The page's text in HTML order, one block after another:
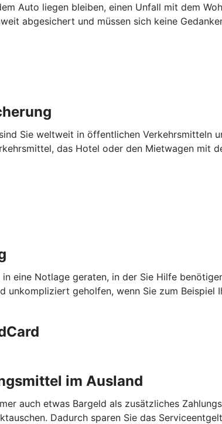
Auto liegen bleiben, einen Unfall mit dem
abgesichert und müssen sich keine
Sie weltweit in öffentlichen Verkehrsmitteln
das Hotel oder den Mietwagen mit
eine Notlage geraten, in der Sie Hilfe
unkompliziert geholfen, wenn Sie zum
im Ausland
auch etwas Bargeld als zusätzliches
Dadurch sparen Sie das